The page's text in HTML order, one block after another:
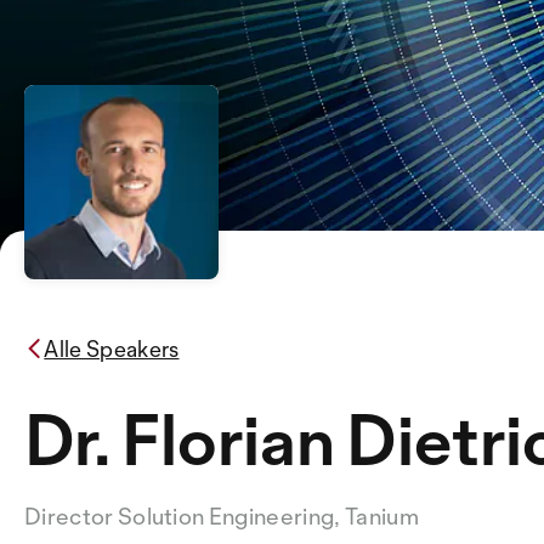
Alle Speakers
Dr. Florian
Director Solution Engineering, Tanium